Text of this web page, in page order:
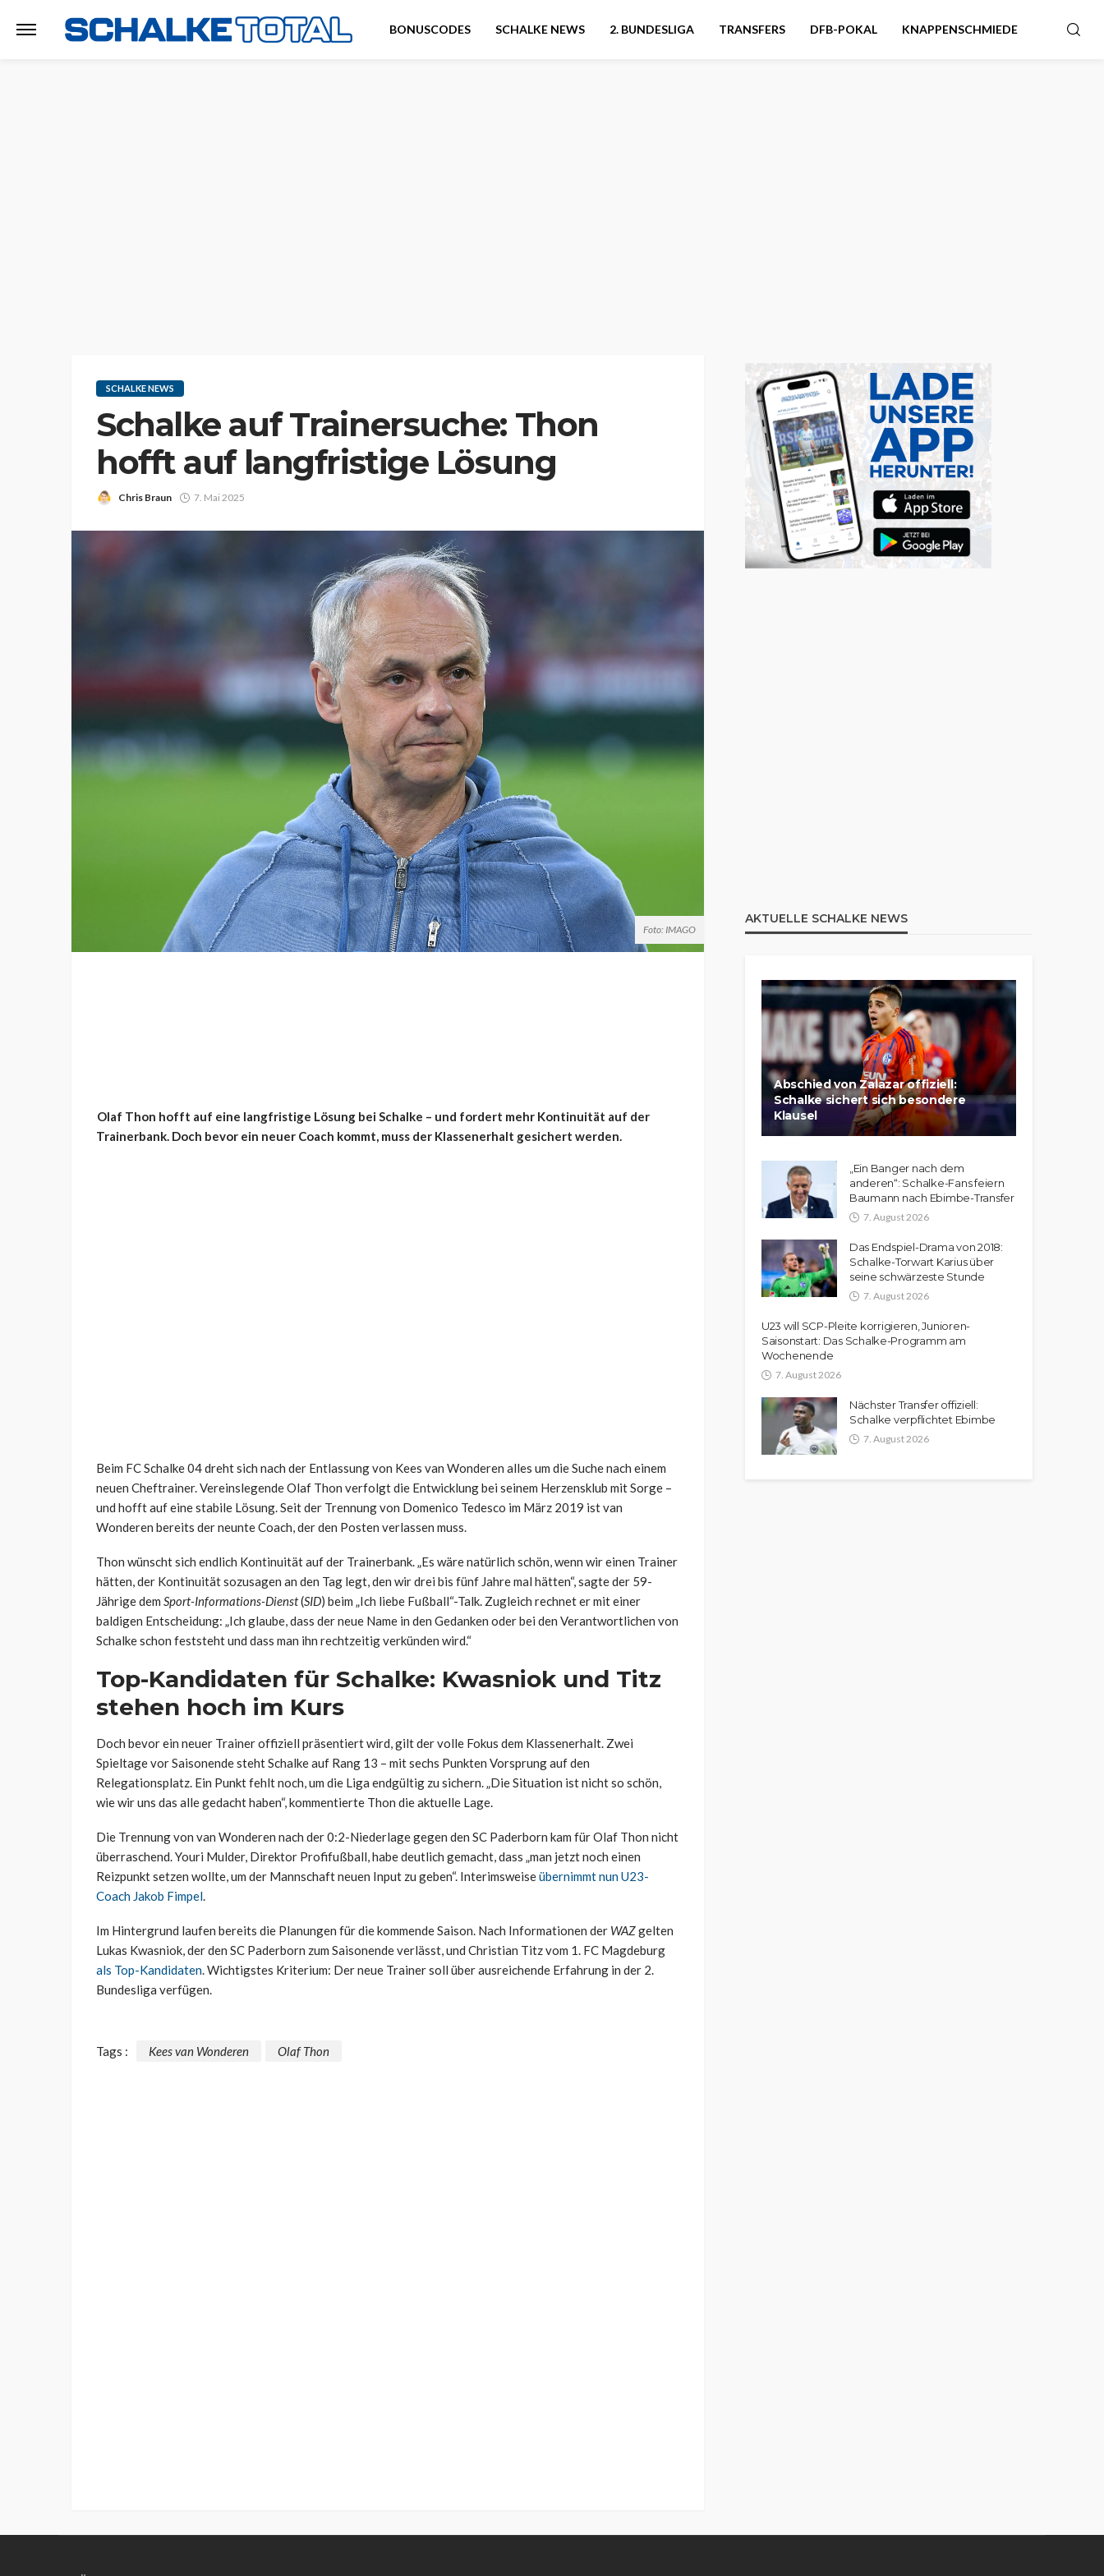
BONUSCODES SCHALKE NEWS 2. BUNDESLIGA TRANSFERS DFB-POKAL KNAPPENSCHMIEDE
SCHALKE NEWS
Schalke auf Trainersuche: Thon
hofft auf langfristige Lösung
Chris Braun 7. Mai 2025
Foto: IMAGO
Olaf Thon hofft auf eine langfristige Lösung bei Schalke – und fordert mehr Kontinuität auf der
Trainerbank. Doch bevor ein neuer Coach kommt, muss der Klassenerhalt gesichert werden.
Beim FC Schalke 04 dreht sich nach der Entlassung von Kees van Wonderen alles um die Suche nach einem
neuen Cheftrainer. Vereinslegende Olaf Thon verfolgt die Entwicklung bei seinem Herzensklub mit Sorge –
und hofft auf eine stabile Lösung. Seit der Trennung von Domenico Tedesco im März 2019 ist van
Wonderen bereits der neunte Coach, der den Posten verlassen muss.
Thon wünscht sich endlich Kontinuität auf der Trainerbank. „Es wäre natürlich schön, wenn wir einen Trainer
hätten, der Kontinuität sozusagen an den Tag legt, den wir drei bis fünf Jahre mal hätten“, sagte der 59-
Jährige dem Sport-Informations-Dienst(SID) beim „Ich liebe Fußball“-Talk. Zugleich rechnet er mit einer
baldigen Entscheidung: „Ich glaube, dass der neue Name in den Gedanken oder bei den Verantwortlichen von
Schalke schon feststeht und dass man ihn rechtzeitig verkünden wird.“
Top-Kandidaten für Schalke: Kwasniok und Titz
stehen hoch im Kurs
Doch bevor ein neuer Trainer offiziell präsentiert wird, gilt der volle Fokus dem Klassenerhalt. Zwei
Spieltage vor Saisonende steht Schalke auf Rang 13 – mit sechs Punkten Vorsprung auf den
Relegationsplatz. Ein Punkt fehlt noch, um die Liga endgültig zu sichern. „Die Situation ist nicht so schön,
wie wir uns das alle gedacht haben“, kommentierte Thon die aktuelle Lage.
Die Trennung von van Wonderen nach der 0:2-Niederlage gegen den SC Paderborn kam für Olaf Thon nicht
überraschend. Youri Mulder, Direktor Profifußball, habe deutlich gemacht, dass „man jetzt noch einen
Reizpunkt setzen wollte, um der Mannschaft neuen Input zu geben“. Interimsweiseübernimmt nun U23-
Coach Jakob Fimpel.
Im Hintergrund laufen bereits die Planungen für die kommende Saison. Nach Informationen der WAZgelten
Lukas Kwasniok, der den SC Paderborn zum Saisonende verlässt, und Christian Titz vom 1. FC Magdeburg
als Top-Kandidaten. Wichtigstes Kriterium: Der neue Trainer soll über ausreichende Erfahrung in der 2.
Bundesliga verfügen.
Tags : Kees van Wonderen Olaf Thon
AKTUELLE SCHALKE NEWS
Abschied von Zalazar offiziell:
Schalke sichert sich besondere
Klausel
„Ein Banger nach dem
anderen“: Schalke-Fans feiern
Baumann nach Ebimbe-Transfer
7. August 2026
Das Endspiel-Drama von 2018:
Schalke-Torwart Karius über
seine schwärzeste Stunde
7. August 2026
U23 will SCP-Pleite korrigieren, Junioren-
Saisonstart: Das Schalke-Programm am
Wochenende
7. August 2026
Nächster Transfer offiziell:
Schalke verpflichtet Ebimbe
7. August 2026